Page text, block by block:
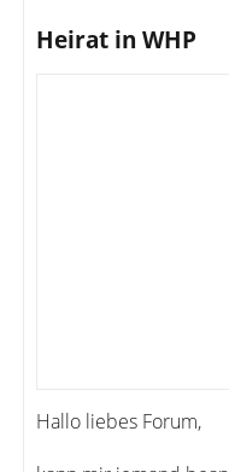
Heirat in WHP
Hallo liebes Forum,